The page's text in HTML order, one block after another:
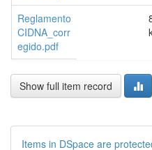
Reglamento
CIDNA_corr
egido.pdf
Show full item record
Items in DSpace are